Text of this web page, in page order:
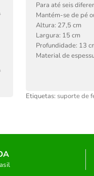
Para até seis
Mantém-se de pé
Altura: 27,5 cm
Largura: 15 cm
Profundidade: 13
Material de
Etiquetas: suporte de